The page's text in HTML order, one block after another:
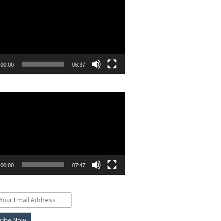
00:00 06:37
00:00 07:47